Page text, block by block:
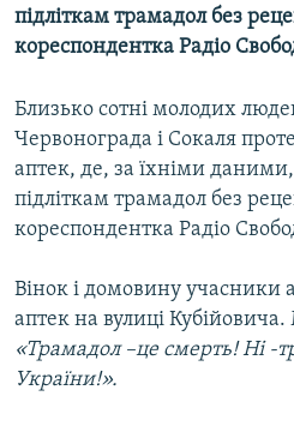
КИТАЙ.ВИКЛИКИ
МУЛЬТИМЕДІА
ФОТО
СПЕЦПРОЄКТИ
ПОДКАСТИ
РУС
УКР
КТАТ
підліткам трамадол без
кореспондентка Радіо
Близько сотні молодих
Червонограда і Сокаля
аптек, де, за їхніми
підліткам трамадол без
кореспондентка Радіо
Вінок і домовину учасники
аптек на вулиці
«Трамадол –це смерть! Ні -
України!».